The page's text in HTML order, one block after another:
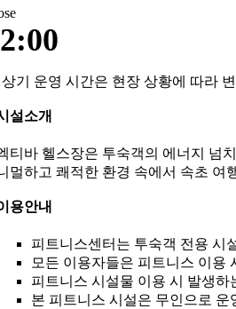
기 운영 시간은 현장 상황에 따라
설소개
티바 헬스장은 투숙객의 에너지 넘
멀하고 쾌적한 환경 속에서 속초 여
용안내
피트니스센터는 투숙객 전용 시
모든 이용자들은 피트니스 이용
피트니스 시설물 이용 시 발생
본 피트니스 시설은 무인으로